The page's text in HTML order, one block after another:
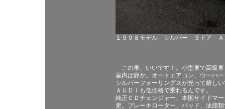
１９９８モデル シルバー ３ドア
この車、いいです！。小型車で高級
室内は静か。オートエアコン、ウーハ
シルバーフォーリングスが光って嬉し
ＡＵＤＩも低価格で乗れるんです。
純正ＣＤチェンジャー、本国サイドマ
更。ブレーキローター、パッド、油脂